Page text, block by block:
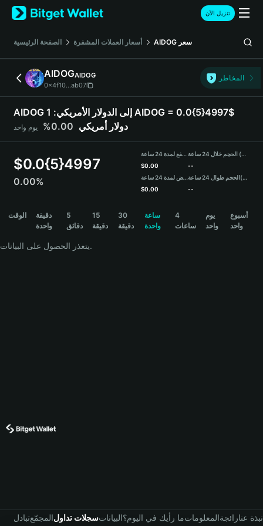
English
日本語
Русский
Español (Latinoamérica)
Türkçe
Deutsch
简体中文
Português (Portugal)
Bahasa Indonesia
বাংলা
Português (Brasil)
تنزيل الآن
الصفحة الرئيسية أسعار العملات المشفرة AIDOG سعر
AIDOGAIDOG
0x4f10...ab07
المخاطر
AIDOG إلى الدولار الأمريكي: 1 AIDOG = 0.0{5}4997$
دولار أمريكي 0.00% يوم واحد
$0.0{5}4997
0.00%
مرتفع لمدة 24 ساعة
$0.00
منخفض لمدة 24 ساعة
$0.00
الحجم خلال 24 ساعة (AIDOG)
--
الحجم طوال 24 ساعة(USDT)
--
الوقت
دقيقة
واحدة
5
دقائق
15
دقيقة
30
دقيقة
ساعة
واحدة
4
ساعات
يوم
واحد
أسبوع
واحد
يتعذر الحصول على البيانات.
تبادلالمجمّعسجلات تداولالبياناتما رأيك في اليوم؟المعلوماترائجةنبذة عنا